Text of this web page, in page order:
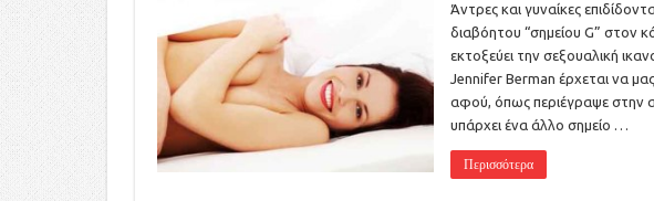
Άντρες και γυναίκες
διαβόητου “σημείου G” στον
εκτοξεύει την σεξουαλική
Jennifer Berman έρχεται να
αφού, όπως περιέγραψε στην
υπάρχει ένα άλλο σημείο …
Περισσότερα